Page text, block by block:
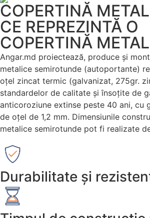
COPERTINĂ
CE REPREZINTĂ O
COPERTINĂ
Angar.md proiectează, produce și
metalice semirotunde (autoportante)
oţel zincat termic (galvanizat, 275gr.
standardelor de calitate și însoţite de
anticoroziune extinse peste 40 ani, cu
de oțel de 1,2 mm. Dimensiunile
metalice semirotunde pot fi realizate
Durabilitate și